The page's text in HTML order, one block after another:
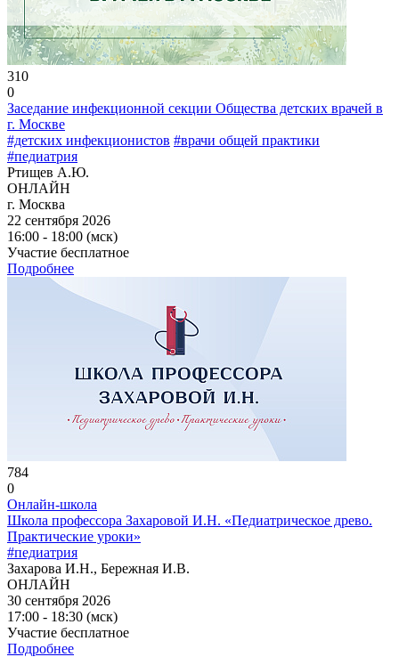
310
0
Заседание инфекционной секции Общества детских врачей в
г. Москве
#детских инфекционистов #врачи общей практики
#педиатрия
Ртищев А.Ю.
ОНЛАЙН
г. Москва
22 сентября 2026
16:00 - 18:00 (мск)
Участие бесплатное
Подробнее
784
0
Онлайн-школа
Школа профессора Захаровой И.Н. «Педиатрическое древо.
Практические уроки»
#педиатрия
Захарова И.Н., Бережная И.В.
ОНЛАЙН
30 сентября 2026
17:00 - 18:30 (мск)
Участие бесплатное
Подробнее